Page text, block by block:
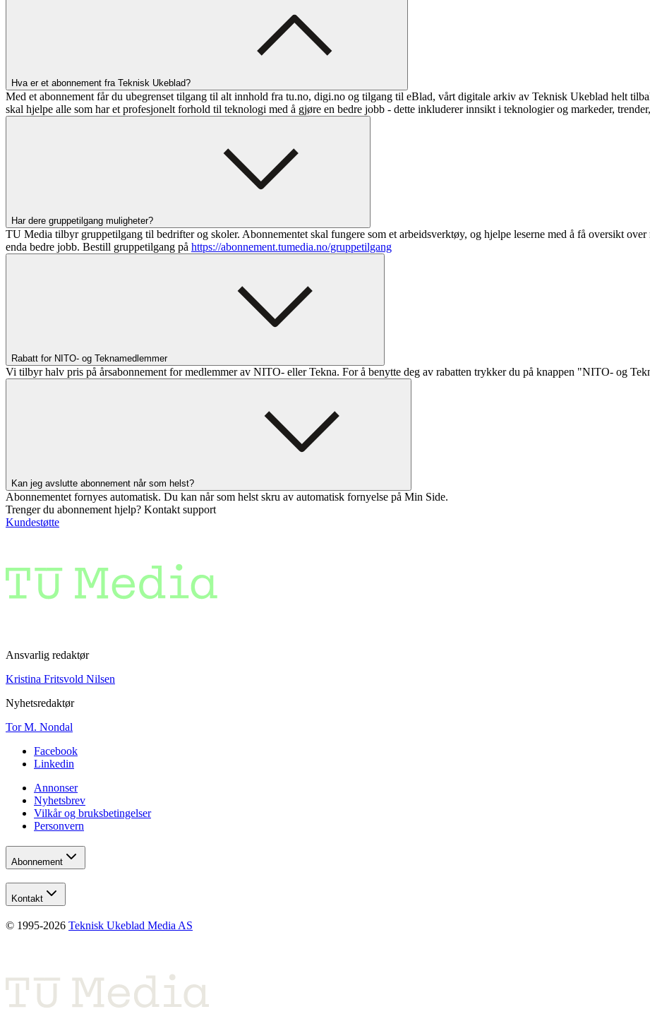
Hva er et abonnement fra Teknisk Ukeblad?
Med et abonnement får du ubegrenset tilgang til alt innhold fra tu.no, digi.no og tilgang til eBlad, vårt digitale arkiv av Teknisk Ukeblad helt
skal hjelpe alle som har et profesjonelt forhold til teknologi med å gjøre en bedre jobb - dette inkluderer innsikt i teknologier og markeder,
Har dere gruppetilgang muligheter?
TU Media tilbyr gruppetilgang til bedrifter og skoler. Abonnementet skal fungere som et arbeidsverktøy, og hjelpe leserne med å få oversikt
enda bedre jobb. Bestill gruppetilgang på https://abonnement.tumedia.no/gruppetilgang
Rabatt for NITO- og Teknamedlemmer
Vi tilbyr halv pris på årsabonnement for medlemmer av NITO- eller Tekna. For å benytte deg av rabatten trykker du på knappen "NITO- og
Kan jeg avslutte abonnement når som helst?
Abonnementet fornyes automatisk. Du kan når som helst skru av automatisk fornyelse på Min Side.
Trenger du abonnement hjelp? Kontakt support
Kundestøtte
Ansvarlig redaktør
Kristina Fritsvold Nilsen
Nyhetsredaktør
Tor M. Nondal
Facebook
Linkedin
Annonser
Nyhetsbrev
Vilkår og bruksbetingelser
Personvern
Abonnement
Kontakt
© 1995-2026 Teknisk Ukeblad Media AS